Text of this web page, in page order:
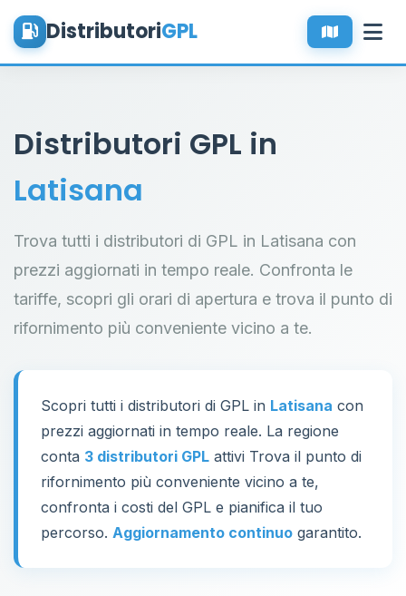
DistributoriGPL
Distributori GPL in
Latisana
Trova tutti i distributori di GPL in Latisana con
prezzi aggiornati in tempo reale. Confronta le
tariffe, scopri gli orari di apertura e trova il punto di
rifornimento più conveniente vicino a te.
Scopri tutti i distributori di GPL in Latisana con
prezzi aggiornati in tempo reale. La regione
conta 3 distributori GPL attivi Trova il punto di
rifornimento più conveniente vicino a te,
confronta i costi del GPL e pianifica il tuo
percorso. Aggiornamento continuo garantito.